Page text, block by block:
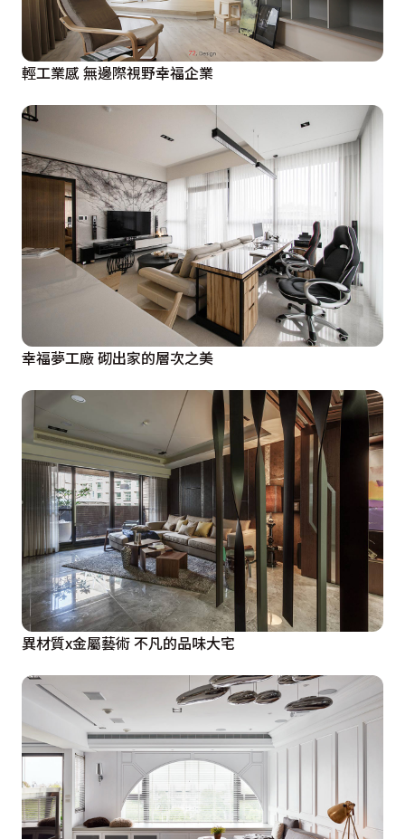
輕工業感 無邊際視野幸福企業
幸福夢工廠 砌出家的層次之美
異材質x金屬藝術 不凡的品味大宅